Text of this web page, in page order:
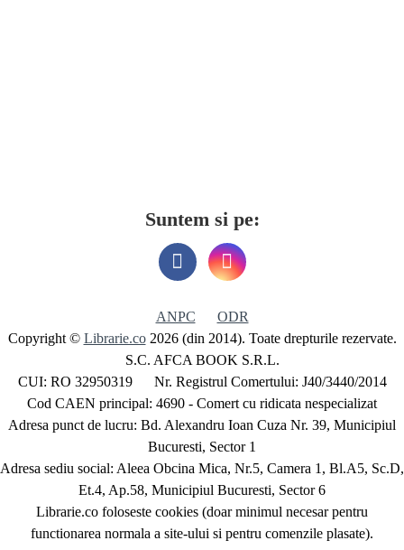
Suntem si pe:
ANPC
ODR
Copyright © Librarie.co 2026 (din 2014). Toate drepturile rezervate.
S.C. AFCA BOOK S.R.L.
CUI: RO 32950319 Nr. Registrul Comertului: J40/3440/2014
Cod CAEN principal: 4690 - Comert cu ridicata nespecializat
Adresa punct de lucru: Bd. Alexandru Ioan Cuza Nr. 39, Municipiul
Bucuresti, Sector 1
Adresa sediu social: Aleea Obcina Mica, Nr.5, Camera 1, Bl.A5, Sc.D,
Et.4, Ap.58, Municipiul Bucuresti, Sector 6
Librarie.co foloseste cookies (doar minimul necesar pentru
functionarea normala a site-ului si pentru comenzile plasate).